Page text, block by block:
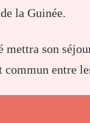
la Guinée.
mettra son
commun entre